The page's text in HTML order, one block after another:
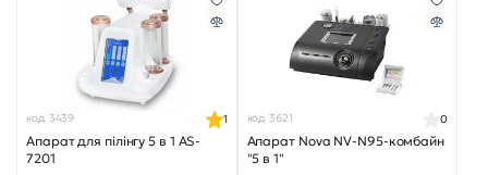
код 3439
Апарат для пілінгу 5 в 1 AS-
7201
1 код 3621
Апарат Nova NV-N95-комбайн
"5 в 1"
0